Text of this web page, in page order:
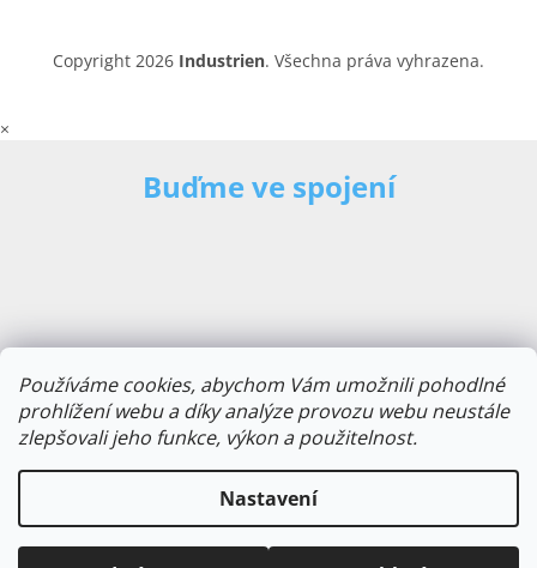
Používáme cookies, abychom Vám umožnili pohodlné
prohlížení webu a díky analýze provozu webu neustále
zlepšovali jeho funkce, výkon a použitelnost.
Nastavení
Copyright 2026 Industrien. Všechna práva vyhrazena.
×
Buďme ve spojení
E-mailová adresa